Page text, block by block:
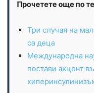
Прочетете още по
Три случая на
са деца
Международна
постави акцент